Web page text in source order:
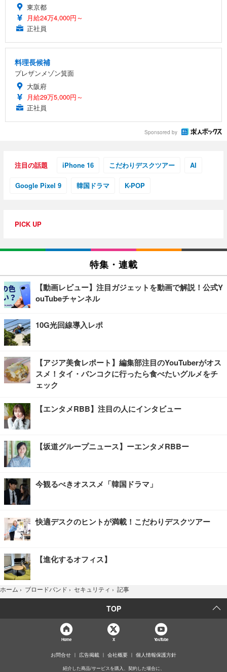
東京都
月給24万4,000円～
正社員
料理長候補
プレザンメゾン箕面
大阪府
月給29万5,000円～
正社員
Sponsored by
注目の話題 iPhone 16 こだわりデスクツアー AI
Google Pixel 9 韓国ドラマ K-POP
PICK UP
特集・連載
【動画レビュー】注目ガジェットを動画で解説！公式Y
ouTubeチャンネル
10G光回線導入レポ
【アジア美食レポート】編集部注目のYouTuberがオス
スメ！タイ・バンコクに行ったら食べたいグルメをチ
ェック
【エンタメRBB】注目の人にインタビュー
【坂道グループニュース】ーエンタメRBBー
今観るべきオススメ「韓国ドラマ」
快適デスクのヒントが満載！こだわりデスクツアー
【進化するオフィス】
ホーム › ブロードバンド › セキュリティ › 記事
TOP
Home X YouTube
お問合せ 広告掲載 会社概要 個人情報保護方針
紹介した商品/サービスを購入、契約した場合に、